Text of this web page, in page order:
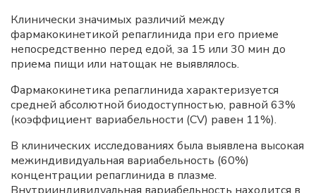
Клинически значимых различий между
фармакокинетикой репаглинида при его приеме
непосредственно перед едой, за 15 или 30 мин до
приема пищи или натощак не выявлялось.
Фармакокинетика репаглинида характеризуется
средней абсолютной биодоступностью, равной 63%
(коэффициент вариабельности (CV) равен 11%).
В клинических исследованиях была выявлена высокая
межиндивидуальная вариабельность (60%)
концентрации репаглинида в плазме.